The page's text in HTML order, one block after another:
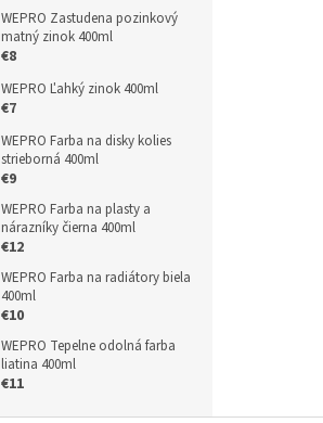
WEPRO Zastudena pozinkový
matný zinok 400ml
€8
WEPRO Ľahký zinok 400ml
€7
WEPRO Farba na disky kolies
strieborná 400ml
€9
WEPRO Farba na plasty a
nárazníky čierna 400ml
€12
WEPRO Farba na radiátory biela
400ml
€10
WEPRO Tepelne odolná farba
liatina 400ml
€11